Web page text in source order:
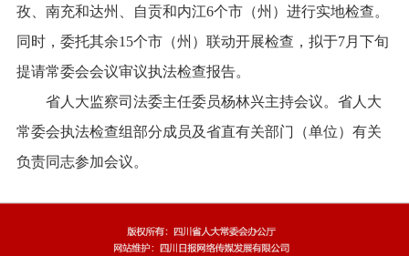
孜、南充和达州、自贡和内江6个市（州）进行实地检查。
同时，委托其余15个市（州）联动开展检查，拟于7月下旬
提请常委会会议审议执法检查报告。
省人大监察司法委主任委员杨林兴主持会议。省人大
常委会执法检查组部分成员及省直有关部门（单位）有关
负责同志参加会议。